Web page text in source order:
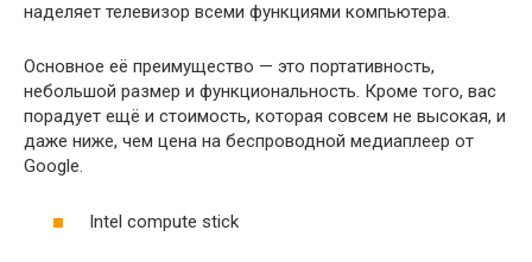
наделяет телевизор всеми функциями компьютера.
Основное её преимущество — это портативность,
небольшой размер и функциональность. Кроме того, вас
порадует ещё и стоимость, которая совсем не высокая, и
даже ниже, чем цена на беспроводной медиаплеер от
Google.
Intel compute stick